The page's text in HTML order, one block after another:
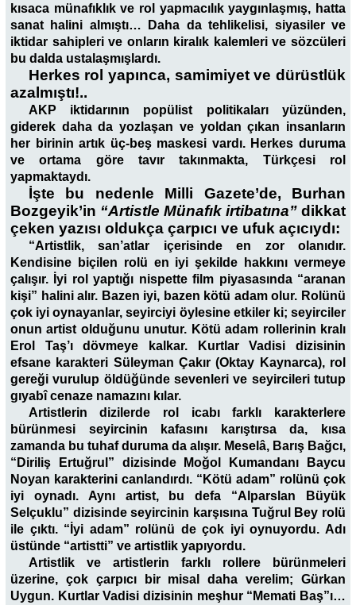
kısaca münafıklık ve rol yapmacılık yaygınlaşmış, hatta
sanat halini almıştı… Daha da tehlikelisi, siyasiler ve
iktidar sahipleri ve onların kiralık kalemleri ve sözcüleri
bu dalda ustalaşmışlardı.
Herkes rol yapınca, samimiyet ve dürüstlük
azalmıştı!..
AKP iktidarının popülist politikaları yüzünden,
giderek daha da yozlaşan ve yoldan çıkan insanların
her birinin artık üç-beş maskesi vardı. Herkes duruma
ve ortama göre tavır takınmakta, Türkçesi rol
yapmaktaydı.
İşte bu nedenle Milli Gazete’de, Burhan
Bozgeyik’in “Artistle Münafık irtibatına” dikkat
çeken yazısı oldukça çarpıcı ve ufuk açıcıydı:
“Artistlik, san’atlar içerisinde en zor olanıdır.
Kendisine biçilen rolü en iyi şekilde hakkını vermeye
çalışır. İyi rol yaptığı nispette film piyasasında “aranan
kişi” halini alır. Bazen iyi, bazen kötü adam olur. Rolünü
çok iyi oynayanlar, seyirciyi öylesine etkiler ki; seyirciler
onun artist olduğunu unutur. Kötü adam rollerinin kralı
Erol Taş’ı dövmeye kalkar. Kurtlar Vadisi dizisinin
efsane karakteri Süleyman Çakır (Oktay Kaynarca), rol
gereği vurulup öldüğünde sevenleri ve seyircileri tutup
gıyabî cenaze namazını kılar.
Artistlerin dizilerde rol icabı farklı karakterlere
bürünmesi seyircinin kafasını karıştırsa da, kısa
zamanda bu tuhaf duruma da alışır. Meselâ, Barış Bağcı,
“Diriliş Ertuğrul” dizisinde Moğol Kumandanı Baycu
Noyan karakterini canlandırdı. “Kötü adam” rolünü çok
iyi oynadı. Aynı artist, bu defa “Alparslan Büyük
Selçuklu” dizisinde seyircinin karşısına Tuğrul Bey rolü
ile çıktı. “İyi adam” rolünü de çok iyi oynuyordu. Adı
üstünde “artistti” ve artistlik yapıyordu.
Artistlik ve artistlerin farklı rollere bürünmeleri
üzerine, çok çarpıcı bir misal daha verelim; Gürkan
Uygun. Kurtlar Vadisi dizisinin meşhur “Memati Baş”ı…